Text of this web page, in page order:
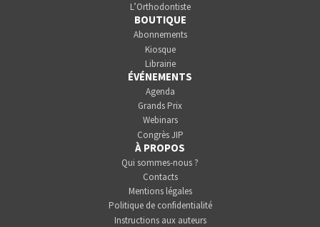
L’Orthodontiste
BOUTIQUE
Abonnements
Kiosque
Librairie
ÉVÉNEMENTS
Agenda
Grands Prix
Webinars
Congrès JIP
À PROPOS
Qui sommes-nous ?
Contacts
Mentions légales
Politique de confidentialité
Instructions aux auteurs